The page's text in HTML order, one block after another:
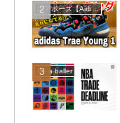
エアボーズ【Airbowz 】
Be a baller